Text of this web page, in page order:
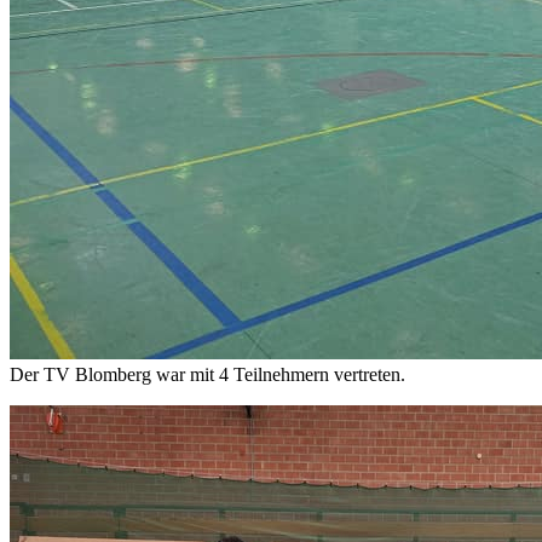
Der TV Blomberg war mit 4 Teilnehmern vertreten.